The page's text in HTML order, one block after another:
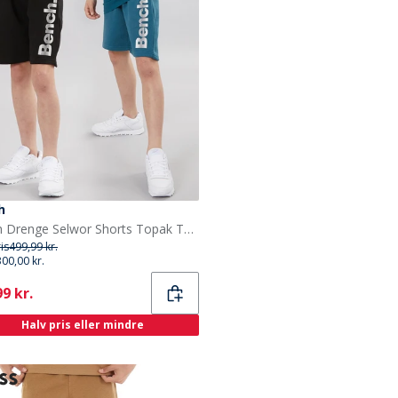
Bench Drenge Selwor Shorts Topak Teal/Sort
499,99 kr.
kr.
kr.
Halv pris eller mindre